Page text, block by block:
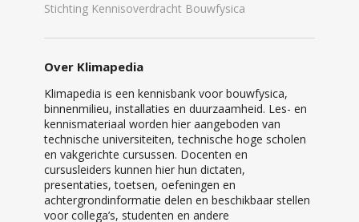
Stichting Kennisoverdracht Bouwfysica
Over Klimapedia
Klimapedia is een kennisbank voor bouwfysica,
binnenmilieu, installaties en duurzaamheid. Les- en
kennismateriaal worden hier aangeboden van
technische universiteiten, technische hoge scholen
en vakgerichte cursussen. Docenten en
cursusleiders kunnen hier hun dictaten,
presentaties, toetsen, oefeningen en
achtergrondinformatie delen en beschikbaar stellen
voor collega’s, studenten en andere